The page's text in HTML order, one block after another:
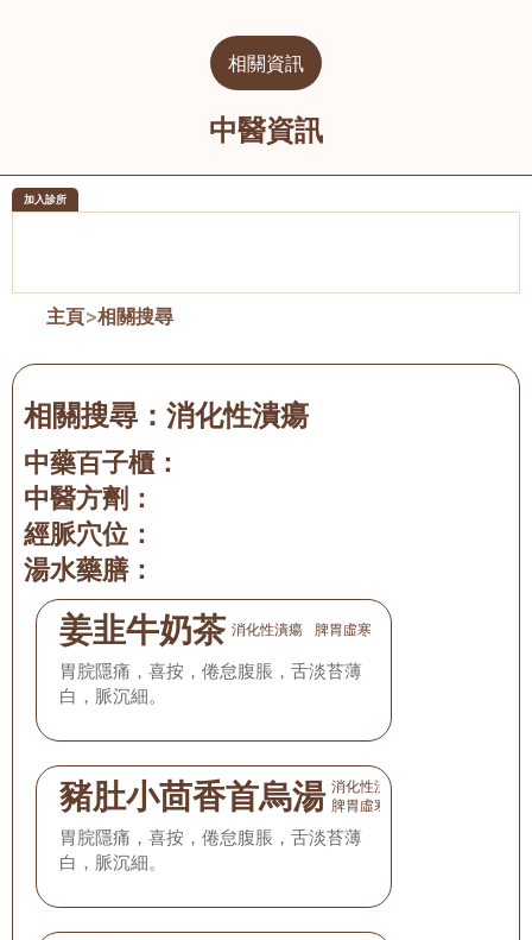
相關資訊
中醫資訊
加入診所
主頁>相關搜尋
相關搜尋： 消化性潰瘍
中藥百子櫃：
中醫方劑：
經脈穴位：
湯水藥膳：
姜韭牛奶茶 消化性潰瘍 脾胃虛寒
胃脘隱痛，喜按，倦怠腹脹，舌淡苔薄
白，脈沉細。
豬肚小茴香首烏湯 消化性潰瘍
脾胃虛寒
胃脘隱痛，喜按，倦怠腹脹，舌淡苔薄
白，脈沉細。